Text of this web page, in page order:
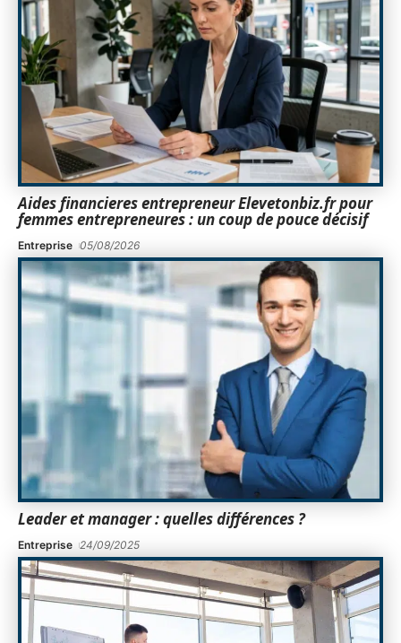
Aides financieres entrepreneur Elevetonbiz.fr pour
femmes entrepreneures : un coup de pouce décisif
Entreprise 05/08/2026
Leader et manager : quelles différences ?
Entreprise 24/09/2025